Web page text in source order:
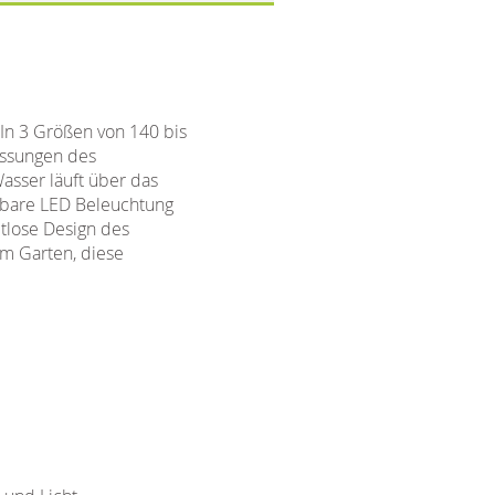
3 Größen von 140 bis
des
läuft über das
LED Beleuchtung
Design des
Garten, diese